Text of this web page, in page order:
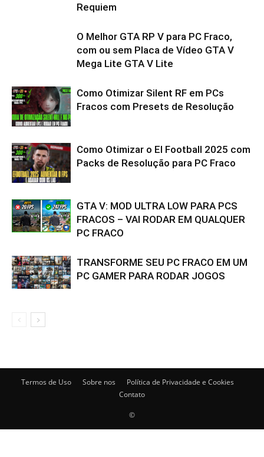
Requiem
O Melhor GTA RP V para PC Fraco,
com ou sem Placa de Vídeo GTA V
Mega Lite GTA V Lite
Como Otimizar Silent RF em PCs
Fracos com Presets de Resolução
Como Otimizar o El Football 2025 com
Packs de Resolução para PC Fraco
GTA V: MOD ULTRA LOW PARA PCS
FRACOS – VAI RODAR EM QUALQUER
PC FRACO
TRANSFORME SEU PC FRACO EM UM
PC GAMER PARA RODAR JOGOS
Termos de Uso Sobre nos
Política de Privacidade e Cookies
Contato
©